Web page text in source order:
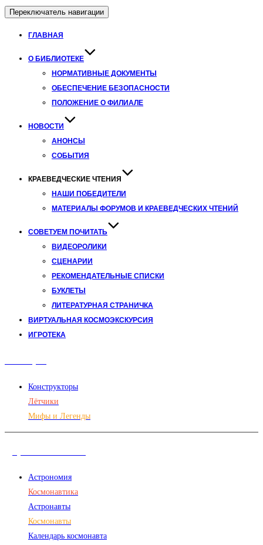
Переключатель навигации
ГЛАВНАЯ
О БИБЛИОТЕКЕ
НОРМАТИВНЫЕ ДОКУМЕНТЫ
ОБЕСПЕЧЕНИЕ БЕЗОПАСНОСТИ
ПОЛОЖЕНИЕ О ФИЛИАЛЕ
НОВОСТИ
АНОНСЫ
СОБЫТИЯ
КРАЕВЕДЧЕСКИЕ ЧТЕНИЯ
НАШИ ПОБЕДИТЕЛИ
МАТЕРИАЛЫ ФОРУМОВ И КРАЕВЕДЧЕСКИХ ЧТЕНИЙ
СОВЕТУЕМ ПОЧИТАТЬ
ВИДЕОРОЛИКИ
СЦЕНАРИИ
РЕКОМЕНДАТЕЛЬНЫЕ СПИСКИ
БУКЛЕТЫ
ЛИТЕРАТУРНАЯ СТРАНИЧКА
ВИРТУАЛЬНАЯ КОСМОЭКСКУРСИЯ
ИГРОТЕКА
Конструкторы
Лётчики
Мифы и Легенды
Астрономия
Космонавтика
Астронавты
Космонавты
Календарь космонавта